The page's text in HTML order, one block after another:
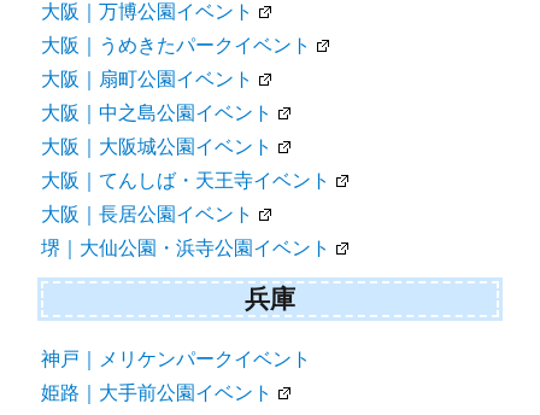
大阪｜万博公園イベント
大阪｜うめきたパークイベント
大阪｜扇町公園イベント
大阪｜中之島公園イベント
大阪｜大阪城公園イベント
大阪｜てんしば・天王寺イベント
大阪｜長居公園イベント
堺｜大仙公園・浜寺公園イベント
兵庫
神戸｜メリケンパークイベント
姫路｜大手前公園イベント